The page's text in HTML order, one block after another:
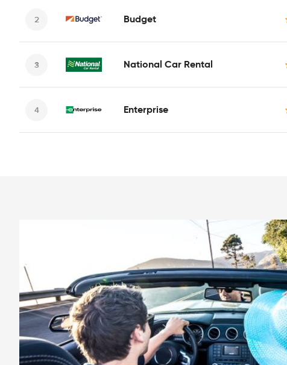
Budget
National Car Rental
Enterprise